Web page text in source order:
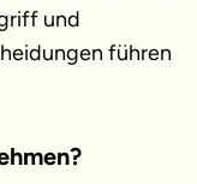
und
führen